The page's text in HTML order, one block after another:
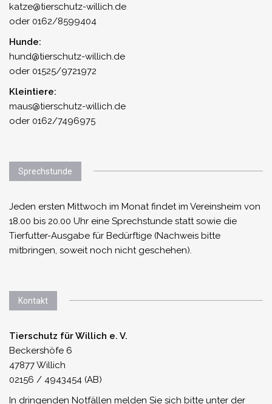
katze@tierschutz-willich.de
oder 0162/8599404
Hunde:
hund@tierschutz-willich.de
oder 01525/9721972
Kleintiere:
maus@tierschutz-willich.de
oder 0162/7496975
Sprechstunde
Jeden ersten Mittwoch im Monat findet im Vereinsheim von
18.00 bis 20.00 Uhr eine Sprechstunde statt sowie die
Tierfutter-Ausgabe für Bedürftige (Nachweis bitte
mitbringen, soweit noch nicht geschehen).
Kontakt
Tierschutz für Willich e. V.
Beckershöfe 6
47877 Willich
02156 / 4943454 (AB)
In dringenden Notfällen melden Sie sich bitte unter der